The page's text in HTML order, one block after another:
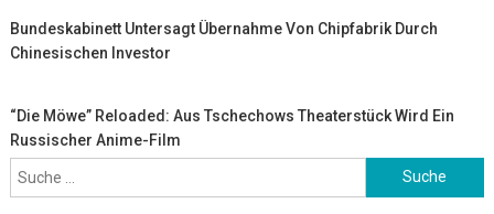
Bundeskabinett Untersagt Übernahme Von Chipfabrik Durch
Chinesischen Investor
“Die Möwe” Reloaded: Aus Tschechows Theaterstück Wird Ein
Russischer Anime-Film
Suche
nach: